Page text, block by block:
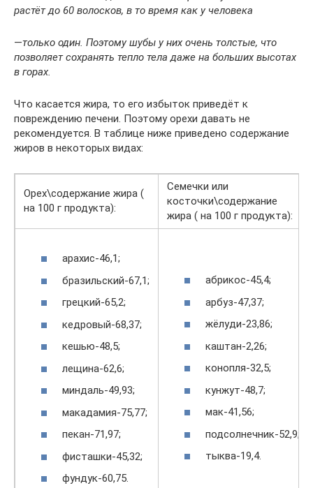
растёт до 60 волосков, в то время как у человека
—только один. Поэтому шубы у них очень толстые, что
позволяет сохранять тепло тела даже на больших высотах
в горах.
Что касается жира, то его избыток приведёт к
повреждению печени. Поэтому орехи давать не
рекомендуется. В таблице ниже приведено содержание
жиров в некоторых видах:
Орех\cодержание жира (
на 100 г продукта):
Семечки или
косточки\cодержание
жира ( на 100 г продукта):
арахис-46,1;
бразильский-67,1;
грецкий-65,2;
кедровый-68,37;
кешью-48,5;
лещина-62,6;
миндаль-49,93;
макадамия-75,77;
пекан-71,97;
фисташки-45,32;
фундук-60,75.
абрикос-45,4;
арбуз-47,37;
жёлуди-23,86;
каштан-2,26;
конопля-32,5;
кунжут-48,7;
мак-41,56;
подсолнечник-52,9;
тыква-19,4.